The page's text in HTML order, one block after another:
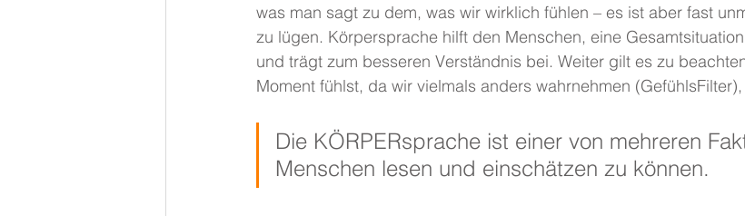
was man sagt zu dem, was wir wirklich fühlen – es ist aber fast
zu lügen. Körpersprache hilft den Menschen, eine
und trägt zum besseren Verständnis bei. Weiter gilt es zu
Moment fühlst, da wir vielmals anders wahrnehmen
Die KÖRPERsprache ist einer von mehreren
Menschen lesen und einschätzen zu können.